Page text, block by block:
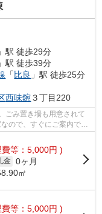
」駅 徒歩29分
」駅 徒歩39分
「 比良 」駅 徒歩25分
西味鋺３丁目220
ごみ置き場も用意されて
ので、すぐにご案内でき
等：5,000円 )
金 0ヶ月
㎡
等：5,000円 )